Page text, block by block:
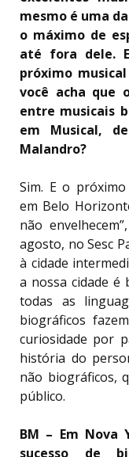
mesmo é uma
o máximo de
até fora dele.
próximo
você acha que
entre musicais
em Musical,
Malandro?
Sim. E o próximo
em Belo
não
agosto, no Sesc
à cidade
a nossa cidade é
todas as
biográficos
curiosidade por
história do
não biográficos,
público.
BM – Em Nova
sucesso de